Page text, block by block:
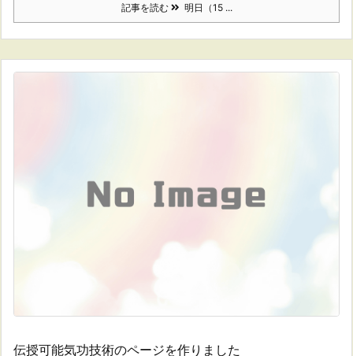
記事を読む 明日（15 ...
伝授可能気功技術のページを作りました